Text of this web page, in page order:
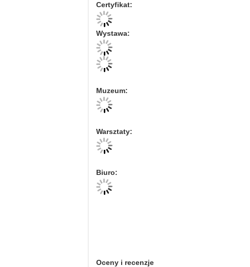
Certyfikat:
Wystawa:
Muzeum:
Warsztaty:
Biuro:
Oceny i recenzje